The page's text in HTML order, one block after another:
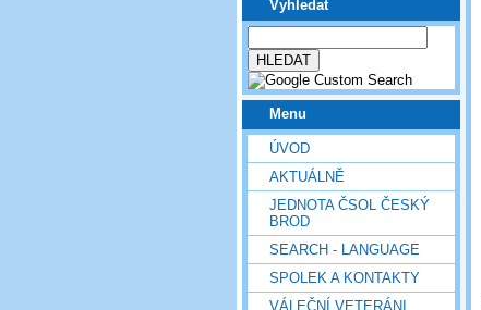
Vyhledat
Menu
ÚVOD
AKTUÁLNĚ
JEDNOTA ČSOL ČESKÝ
BROD
SEARCH - LANGUAGE
SPOLEK A KONTAKTY
VÁLEČNÍ VETERÁNI